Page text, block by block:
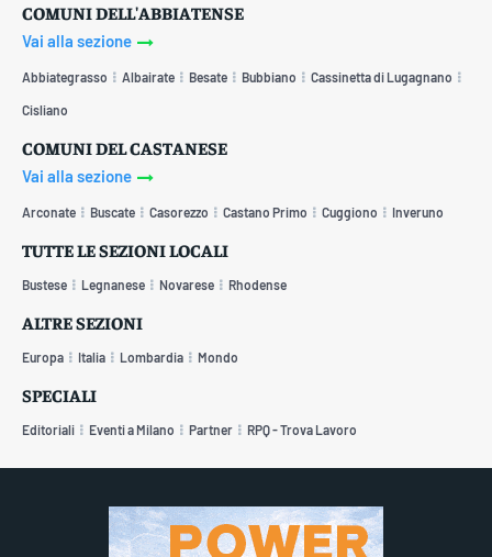
COMUNI DELL'ABBIATENSE
Vai alla sezione
Abbiategrasso Albairate Besate Bubbiano Cassinetta di Lugagnano
Cisliano
COMUNI DEL CASTANESE
Vai alla sezione
Arconate Buscate Casorezzo Castano Primo Cuggiono Inveruno
TUTTE LE SEZIONI LOCALI
Bustese Legnanese Novarese Rhodense
ALTRE SEZIONI
Europa Italia Lombardia Mondo
SPECIALI
Editoriali Eventi a Milano Partner RPQ - Trova Lavoro